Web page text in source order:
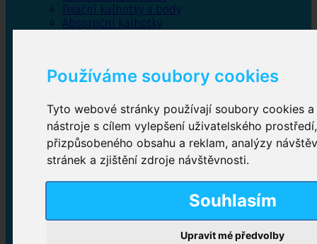
Používáme soubory cookies
Tyto webové stránky používají soubory cookies
nástroje s cílem vylepšení uživatelského
přizpůsobeného obsahu a reklam, analýzy
stránek a zjištění zdroje návštěvnosti.
Souhlasím
Upravit mé předvolby
Fixační kalhotky a body
Absorpční kalhotky
Inkontinenční kalhotky
Plenkové kalhotky navlékací,Plenkové kalhotky
zalepovací,Inkontinenční kalhotky dámské
Inkontinenční vložky